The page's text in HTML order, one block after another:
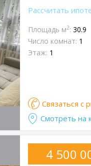
Рассчитать
Площадь м2: 30.9
Число комнат: 1
Этаж: 1
Связаться с
Смотреть на
4 500